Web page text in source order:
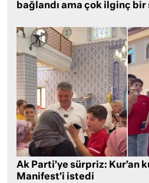
bağlandı ama çok ilginç
Ak Parti’ye sürpriz: Kur’an
Manifest’i istedi